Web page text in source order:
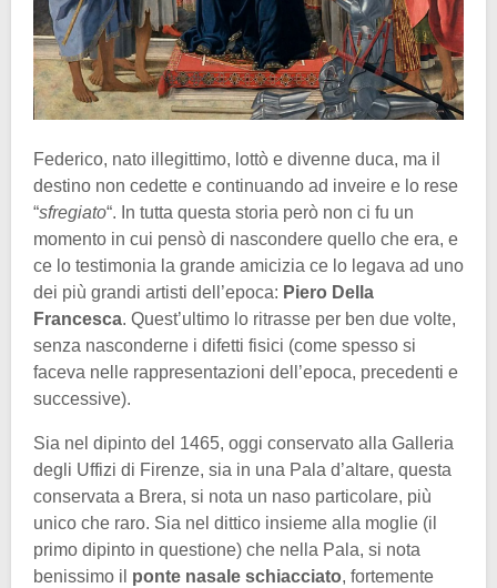
Federico, nato illegittimo, lottò e divenne duca, ma il
destino non cedette e continuando ad inveire e lo rese
“sfregiato“. In tutta questa storia però non ci fu un
momento in cui pensò di nascondere quello che era, e
ce lo testimonia la grande amicizia ce lo legava ad uno
dei più grandi artisti dell’epoca: Piero Della
Francesca. Quest’ultimo lo ritrasse per ben due volte,
senza nasconderne i difetti fisici (come spesso si
faceva nelle rappresentazioni dell’epoca, precedenti e
successive).
Sia nel dipinto del 1465, oggi conservato alla Galleria
degli Uffizi di Firenze, sia in una Pala d’altare, questa
conservata a Brera, si nota un naso particolare, più
unico che raro. Sia nel dittico insieme alla moglie (il
primo dipinto in questione) che nella Pala, si nota
benissimo il ponte nasale schiacciato, fortemente